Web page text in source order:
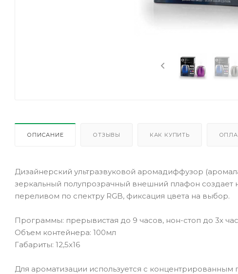
ОПИСАНИЕ ОТЗЫВЫ КАК КУПИТЬ
Дизайнерский ультразвуковой аромадиффузор
зеркальный полупрозрачный внешний плафон
переливом по спектру RGB, фиксация цвета на выбор.
Программы: прерывистая до 9 часов, нон-стоп до 3х
Объем контейнера: 100мл
Габариты: 12,5х16
Для ароматизации используется с